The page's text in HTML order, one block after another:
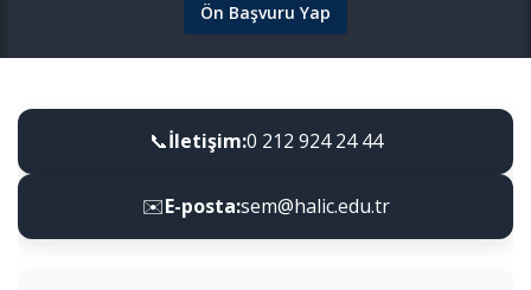
Ön Başvuru Yap
📞İletişim:0 212 924 24 44
✉️E-posta:sem@halic.edu.tr